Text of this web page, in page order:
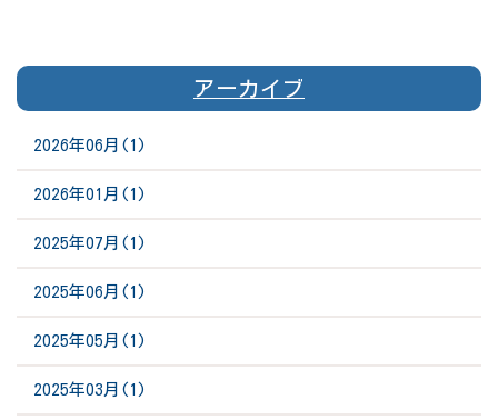
アーカイブ
2026年06月(1)
2026年01月(1)
2025年07月(1)
2025年06月(1)
2025年05月(1)
2025年03月(1)